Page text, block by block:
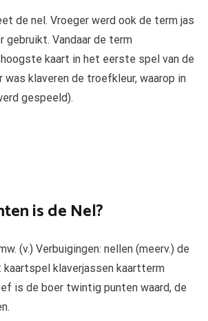
de nel. Vroeger werd ook de term jas
gebruikt. Vandaar de term
hoogste kaart in het eerste spel van de
klaveren de troefkleur, waarop in
gespeeld).
is de Nel?
(v.) Verbuigingen: nellen (meerv.) de
klaverjassen kaartterm
is de boer twintig punten waard, de